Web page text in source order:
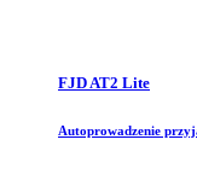
FJD AT2 Lite
Autoprowadzenie